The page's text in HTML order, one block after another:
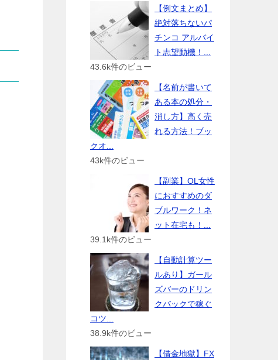
【例文まとめ】
絶対落ちないパ
チンコ アルバイ
ト志望動機！...
43.6k件のビュー
【名前が書いて
ある本の処分・
消し方】高く売
れる方法！ブッ
クオ...
43k件のビュー
【副業】OL女性
におすすめのダ
ブルワーク！ネ
ット在宅も！...
39.1k件のビュー
【自動計算ツー
ルあり】ガール
ズバーのドリン
クバックで稼ぐ
コツ...
38.9k件のビュー
【借金地獄】FX